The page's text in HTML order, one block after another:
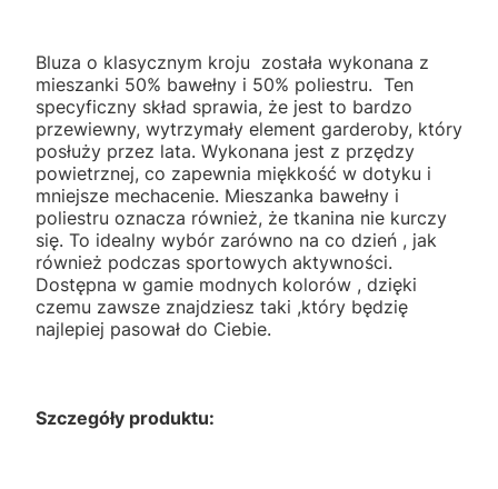
Bluza o klasycznym kroju została wykonana z
mieszanki 50% bawełny i 50% poliestru. Ten
specyficzny skład sprawia, że jest to bardzo
przewiewny, wytrzymały element garderoby, który
posłuży przez lata. Wykonana jest z przędzy
powietrznej, co zapewnia miękkość w dotyku i
mniejsze mechacenie. Mieszanka bawełny i
poliestru oznacza również, że tkanina nie kurczy
się. To idealny wybór zarówno na co dzień , jak
również podczas sportowych aktywności.
Dostępna w gamie modnych kolorów , dzięki
czemu zawsze znajdziesz taki ,który będzię
najlepiej pasował do Ciebie.
Szczegóły produktu: